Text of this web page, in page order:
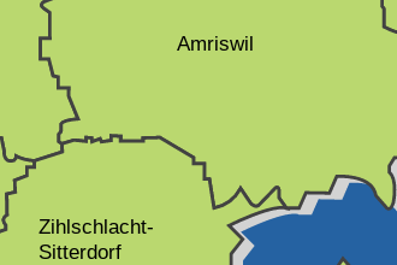
Amriswil
Zihlschlacht-
Sitterdorf